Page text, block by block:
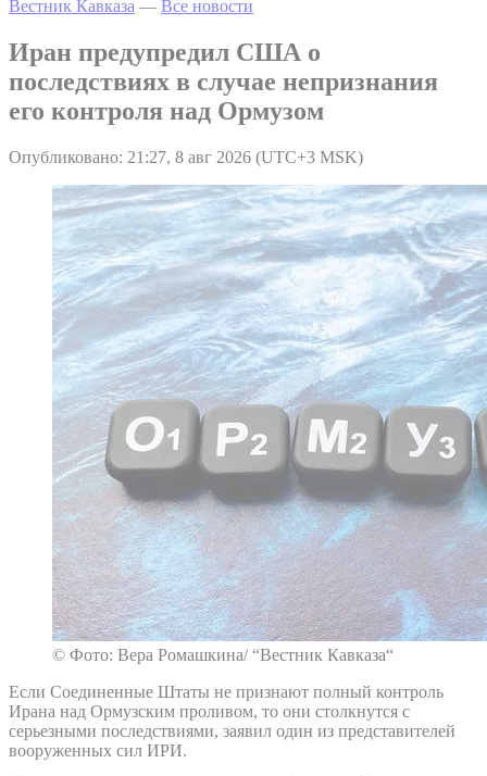
Вестник Кавказа — Все новости
Иран предупредил США о
последствиях в случае непризнания
его контроля над Ормузом
Опубликовано: 21:27, 8 авг 2026 (UTC+3 MSK)
© Фото: Вера Ромашкина/ “Вестник Кавказа“
Если Соединенные Штаты не признают полный контроль
Ирана над Ормузским проливом, то они столкнутся с
серьезными последствиями, заявил один из представителей
вооруженных сил ИРИ.